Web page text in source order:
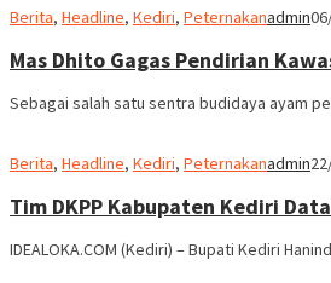
Berita, Headline, Kediri, Peternakanadmin
Mas Dhito Gagas Pendirian
Sebagai salah satu sentra budidaya ayam
Berita, Headline, Kediri, Peternakanadmin
Tim DKPP Kabupaten Kediri
IDEALOKA.COM (Kediri) – Bupati Kediri